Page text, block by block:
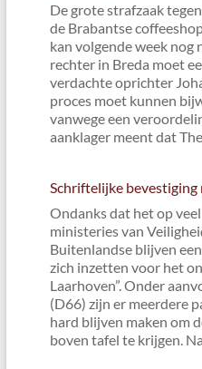
De grote strafzaak
de Brabantse
kan volgende week
rechter in Breda moet
verdachte oprichter
proces moet kunnen
vanwege een
aanklager meent dat
Schriftelijke bevestiging
Ondanks dat het op
ministeries van
Buitenlandse blijven
zich inzetten voor het
Laarhoven”. Onder
(D66) zijn er meerdere
hard blijven maken om
boven tafel te krijgen.